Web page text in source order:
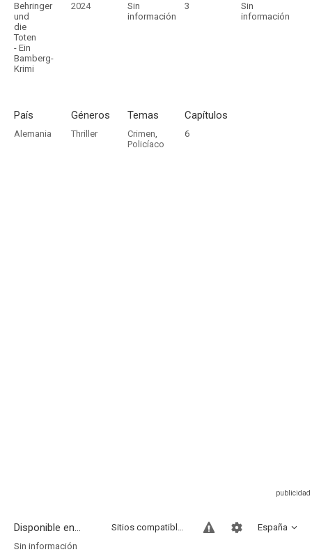
Behringer
und
die
Toten
- Ein
Bamberg-
Krimi
2024
Sin
información
3
Sin
información
País
Alemania
Géneros
Thriller
Temas
Crimen,
Policíaco
Capítulos
6
Disponible en... España
Sitios compatibles
Sin información